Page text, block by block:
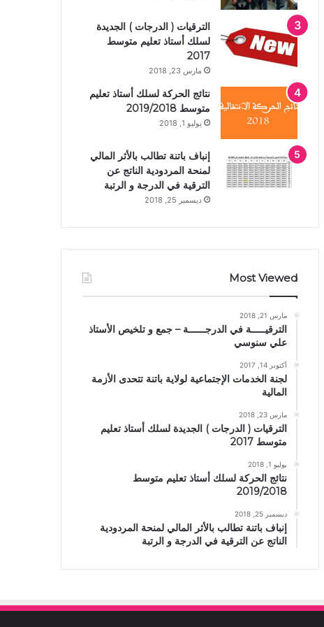
الترقيات ( الدرجات ) الجديدة
لسلك أستاذ تعليم متوسط
2017
مارس 23, 2018
نتائج الحركة لسلك أستاذ تعليم
متوسط 2019/2018
يوليو 1, 2018
إنباف باتنة تطالب بالأثر المالي
لمنحة المردودية الناتج عن
الترقية في الدرجة و الرتبة
ديسمبر 25, 2018
Most Viewed
مارس 21, 2018
الترقيـــــة في الدرجــــــة – جمع و تلخيص الأستاذ
علي سنوسي
أكتوبر 14, 2017
لجنة الخدمات الإجتماعية لولاية باتنة تتحدى الأزمة
المالية
مارس 23, 2018
الترقيات ( الدرجات ) الجديدة لسلك أستاذ تعليم
متوسط 2017
يوليو 1, 2018
نتائج الحركة لسلك أستاذ تعليم متوسط
2019/2018
ديسمبر 25, 2018
إنباف باتنة تطالب بالأثر المالي لمنحة المردودية
الناتج عن الترقية في الدرجة و الرتبة